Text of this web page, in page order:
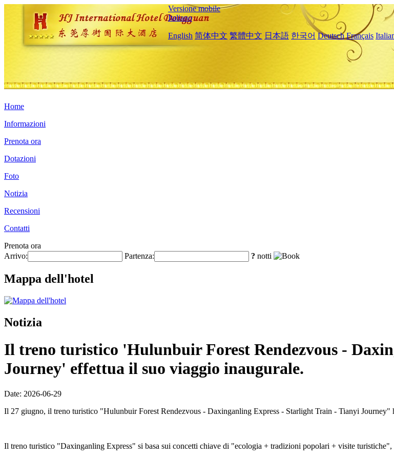
Versione mobile
Italiano
English 简体中文 繁體中文 日本語 한국어 Deutsch Français
Home
Informazioni
Prenota ora
Dotazioni
Foto
Notizia
Recensioni
Contatti
Prenota ora
Arrivo:
Partenza: ? notti
Mappa dell'hotel
Notizia
Il treno turistico 'Hulunbuir Forest Rendezvous -
Journey' effettua il suo viaggio inaugurale.
Date: 2026-06-29
Il 27 giugno, il treno turistico "Hulunbuir Forest Rendezvous - Daxinganling Express - Starlight Train - Tianyi Journey"
Il treno turistico "Daxinganling Express" si basa sui concetti chiave di "ecologia + tradizioni popolari + visite